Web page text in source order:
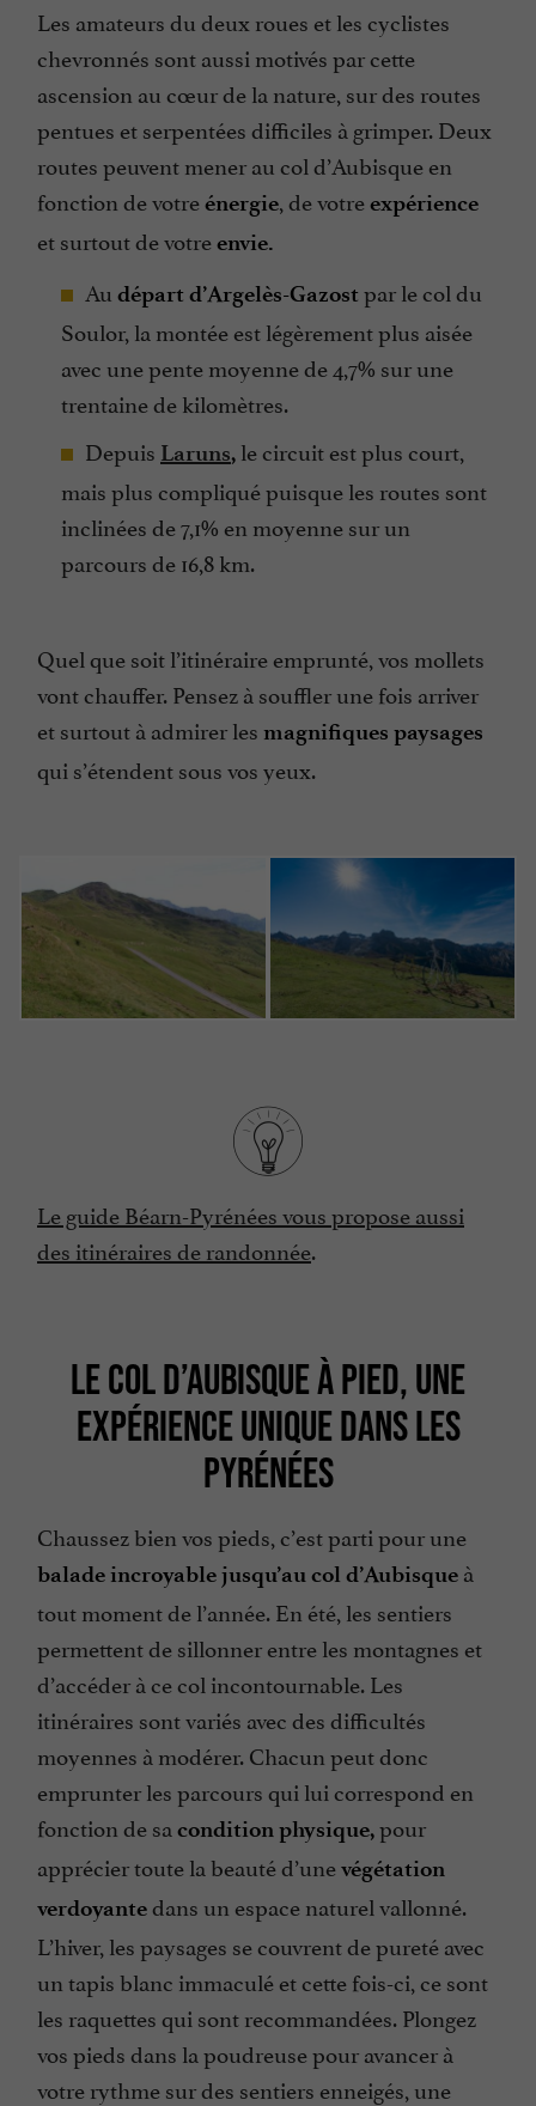
Les amateurs du deux roues et les cyclistes
chevronnés sont aussi motivés par cette
ascension au cœur de la nature, sur des routes
pentues et serpentées difficiles à grimper. Deux
routes peuvent mener au col d’Aubisque en
fonction de votreénergie, de votreexpérience
et surtout de votreenvie.
Au départ d’Argelès-Gazost par le col du
Soulor, la montée est légèrement plus aisée
avec une pente moyenne de 4,7% sur une
trentaine de kilomètres.
Depuis Laruns, le circuit est plus court,
mais plus compliqué puisque les routes sont
inclinées de 7,1% en moyenne sur un
parcours de 16,8 km.
Quel que soit l’itinéraire emprunté, vos mollets
vont chauffer. Pensez à souffler une fois arriver
et surtout à admirer les magnifiques paysages
qui s’étendent sous vos yeux.
Le guide Béarn-Pyrénées vous propose aussi
des itinéraires de randonnée.
LE COL D’AUBISQUE À PIED, UNE
EXPÉRIENCE UNIQUE DANS LES
PYRÉNÉES
Chaussez bien vos pieds, c’est parti pour une
balade incroyable jusqu’au col d’Aubisque à
tout moment de l’année. En été, les sentiers
permettent de sillonner entre les montagnes et
d’accéder à ce col incontournable. Les
itinéraires sont variés avec des difficultés
moyennes à modérer. Chacun peut donc
emprunter les parcours qui lui correspond en
fonction de sa condition physique,pour
apprécier toute la beauté d’unevégétation
verdoyantedans un espace naturel vallonné.
L’hiver, les paysages se couvrent de pureté avec
un tapis blanc immaculé et cette fois-ci, ce sont
les raquettes qui sont recommandées. Plongez
vos pieds dans la poudreuse pour avancer à
votre rythme sur des sentiers enneigés, une